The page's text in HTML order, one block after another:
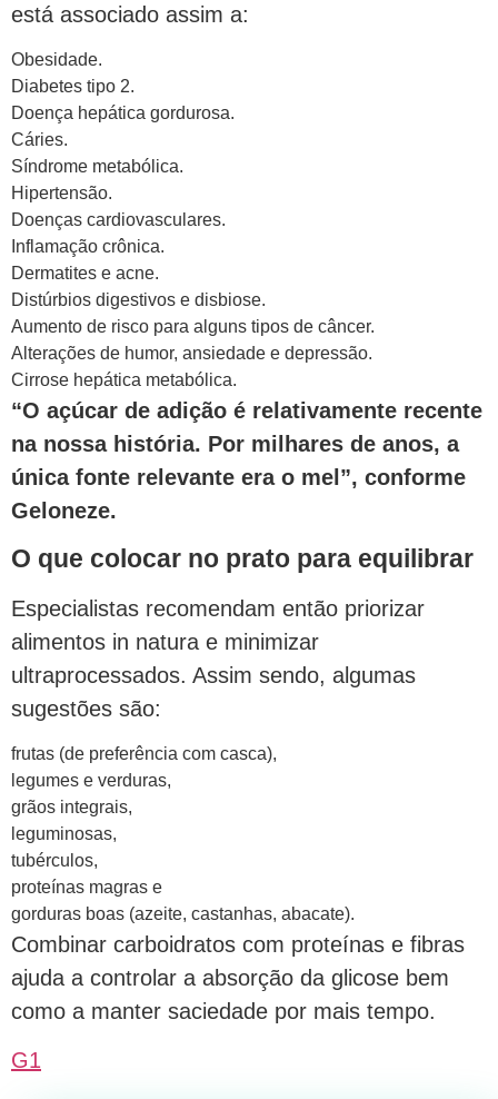
está associado assim a:
Obesidade.
Diabetes tipo 2.
Doença hepática gordurosa.
Cáries.
Síndrome metabólica.
Hipertensão.
Doenças cardiovasculares.
Inflamação crônica.
Dermatites e acne.
Distúrbios digestivos e disbiose.
Aumento de risco para alguns tipos de câncer.
Alterações de humor, ansiedade e depressão.
Cirrose hepática metabólica.
“O açúcar de adição é relativamente recente
na nossa história. Por milhares de anos, a
única fonte relevante era o mel”, conforme
Geloneze.
O que colocar no prato para equilibrar
Especialistas recomendam então priorizar
alimentos in natura e minimizar
ultraprocessados. Assim sendo, algumas
sugestões são:
frutas (de preferência com casca),
legumes e verduras,
grãos integrais,
leguminosas,
tubérculos,
proteínas magras e
gorduras boas (azeite, castanhas, abacate).
Combinar carboidratos com proteínas e fibras
ajuda a controlar a absorção da glicose bem
como a manter saciedade por mais tempo.
G1